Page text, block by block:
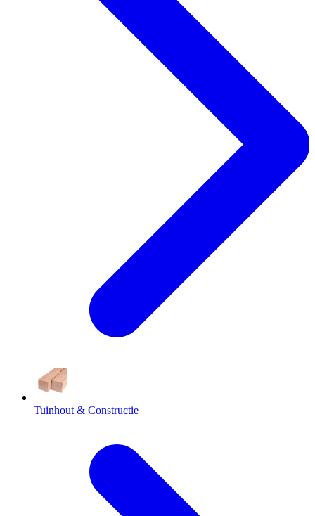
Tuinhout & Constructie